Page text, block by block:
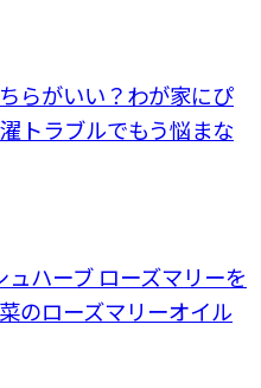
らがいい？わが家にぴ
トラブルでもう悩まな
ハーブ ローズマリーを
のローズマリーオイル